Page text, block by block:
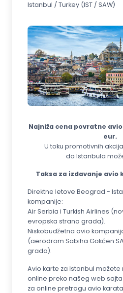
Istanbul / Turkey (IST / SAW)
Najniža cena povratne
eur.
U toku promotivnih
do Istanbula
Taksa za izdavanje avio
Direktne letove Beograd -
kompanije:
Air Serbia i Turkish Airlines
evropska strana grada).
Niskobudžetna avio
(aerodrom Sabiha Gokčen
grada).
Avio karte za Istanbul možete
online preko našeg web
za online pretragu avio